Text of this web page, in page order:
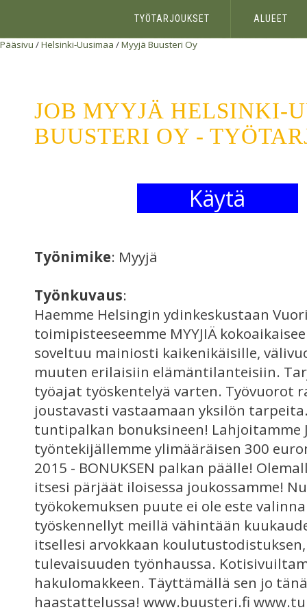
TYÖTARJOUKSET ALUEET
Pääsivu /Helsinki-Uusimaa /Myyjä Buusteri Oy
JOB MYYJÄ HELSINKI-
BUUSTERI OY -
Käytä
Työnimike: Myyjä
Työnkuvaus:
Haemme Helsingin ydinkeskustaan
toimipisteeseemme MYYJIÄ
soveltuu mainiosti kaikenikäisille,
muuten erilaisiin elämäntilanteisiin.
työajat työskentelyä varten. Työvuorot
joustavasti vastaamaan yksilön
tuntipalkan bonuksineen! Lahjoitamme
työntekijällemme ylimääräisen 300 euron
2015 - BONUKSEN palkan päälle!
itsesi pärjäät iloisessa joukossamme!
työkokemuksen puute ei ole este
työskennellyt meillä vähintään
itsellesi arvokkaan
tulevaisuuden työnhaussa.
hakulomakkeen. Täyttämällä sen jo
haastattelussa! www.buusteri.fi